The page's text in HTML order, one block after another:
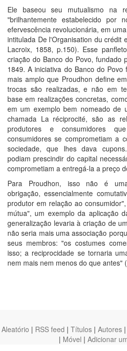
Ele baseou seu mutualismo na
"brilhantemente estabelecido
efervescência revolucionária, em
intitulada De l'Organisation du crédit
Lacroix, 1858, p.150). Esse
criação do Banco do Povo, fundado
1849. A iniciativa do Banco do
mais amplo que Proudhon define
trocas são realizadas, e não em
base em realizações concretas,
em um exemplo bem nomeado de
chamada La réciprocité, são as
produtores e consumidores
consumidores se comprometiam a
sociedade, que lhes dava
podiam prescindir do capital
comprometiam a entregá-la a preço
Para Proudhon, isso não é
obrigação, essencialmente
produtor em relação ao
mútua", um exemplo da aplicação
generalização levaria à criação de
não seria mais uma associação
seus membros: "os costumes
isso; a reciprocidade se tornaria
nem mais nem menos do que antes"
Aleatório | RSS feed | Títulos | Autores |
| Móvel | Adicionar